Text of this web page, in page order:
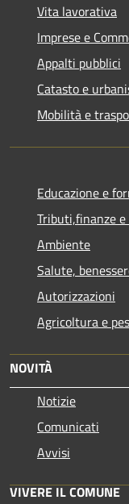
Vita lavorativa
Imprese e
Appalti pubblici
Catasto e
Mobilità e
Educazione e
Tributi,finanze
Ambiente
Salute,
Autorizzazioni
Agricoltura e
NOVITÀ
Notizie
Comunicati
Avvisi
VIVERE IL COMUNE